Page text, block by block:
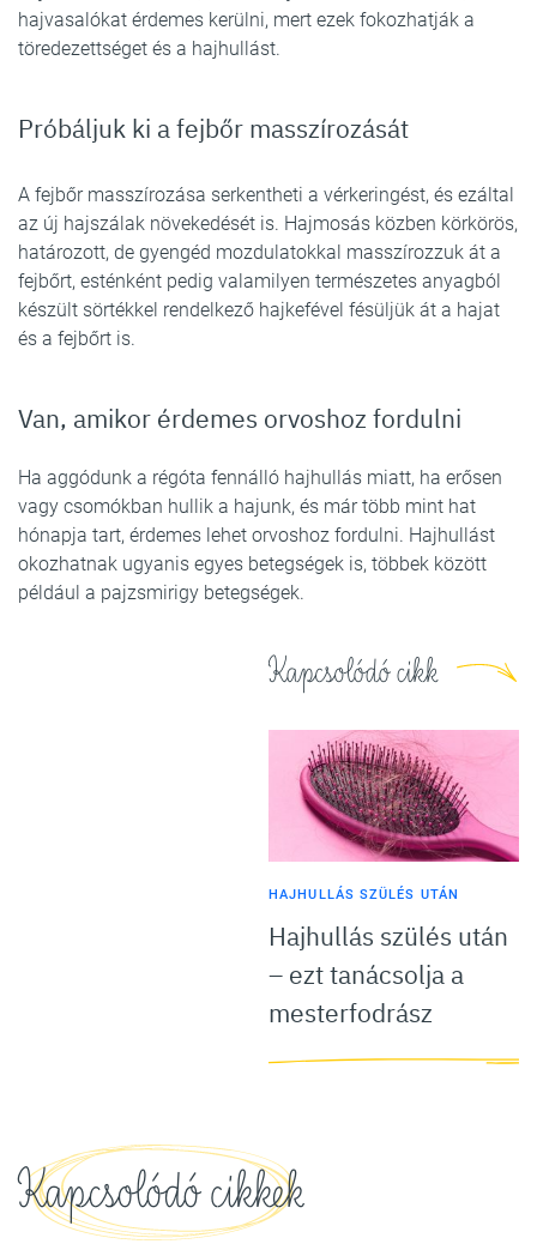
hajvasalókat érdemes kerülni, mert ezek fokozhatják a
töredezettséget és a hajhullást.
Próbáljuk ki a fejbőr masszírozását
A fejbőr masszírozása serkentheti a vérkeringést, és ezáltal
az új hajszálak növekedését is. Hajmosás közben körkörös,
határozott, de gyengéd mozdulatokkal masszírozzuk át a
fejbőrt, esténként pedig valamilyen természetes anyagból
készült sörtékkel rendelkező hajkefével fésüljük át a hajat
és a fejbőrt is.
Van, amikor érdemes orvoshoz fordulni
Ha aggódunk a régóta fennálló hajhullás miatt, ha erősen
vagy csomókban hullik a hajunk, és már több mint hat
hónapja tart, érdemes lehet orvoshoz fordulni. Hajhullást
okozhatnak ugyanis egyes betegségek is, többek között
például a pajzsmirigy betegségek.
Kapcsolódó cikk
HAJHULLÁS SZÜLÉS UTÁN
Hajhullás szülés után
– ezt tanácsolja a
mesterfodrász
Kapcsolódó cikkek